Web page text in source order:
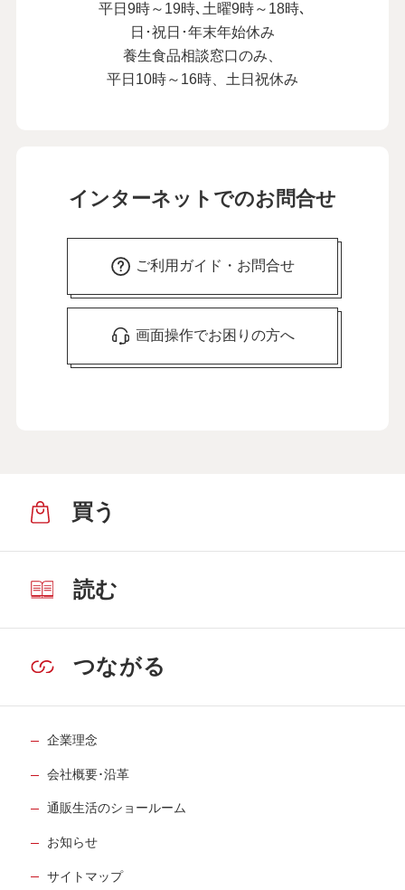
平日9時～19時､土曜9時～18時､
日･祝日･年末年始休み
養生食品相談窓口のみ、
平日10時～16時、土日祝休み
インターネットでのお問合せ
ご利用ガイド・お問合せ
画面操作でお困りの方へ
買う
読む
つながる
企業理念
会社概要･沿革
通販生活のショールーム
お知らせ
サイトマップ